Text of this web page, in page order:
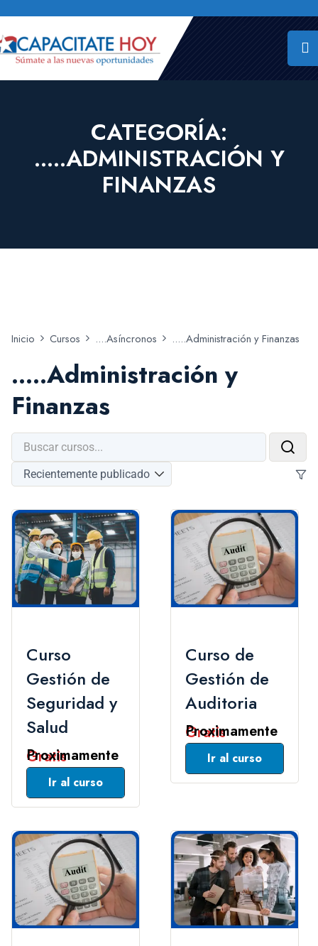
CATEGORÍA:
.....ADMINISTRACIÓN Y
FINANZAS
Inicio Cursos ....Asíncronos .....Administración y Finanzas
.....Administración y
Finanzas
Curso
Gestión de
Seguridad y
Salud
Gratis
Leer Mas
Curso de
Gestión de
Auditoria
Gratis
Leer Mas